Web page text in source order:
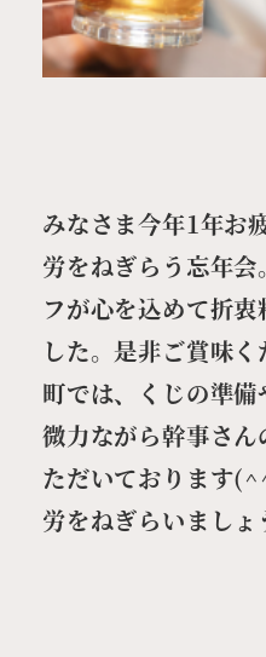
みなさま今年1年お
労をねぎらう忘年
フが心を込めて折
した。是非ご賞味
町では、くじの準
微力ながら幹事さ
ただいております
労をねぎらいましょ